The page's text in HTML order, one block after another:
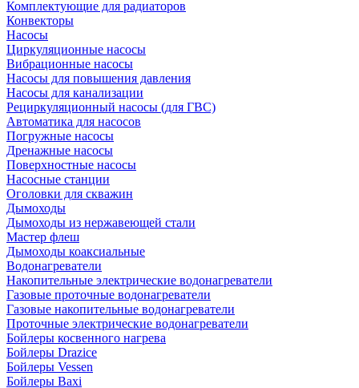
Комплектующие для радиаторов
Конвекторы
Насосы
Циркуляционные насосы
Вибрационные насосы
Насосы для повышения давления
Насосы для канализации
Рециркуляционный насосы (для ГВС)
Автоматика для насосов
Погружные насосы
Дренажные насосы
Поверхностные насосы
Насосные станции
Оголовки для скважин
Дымоходы
Дымоходы из нержавеющей стали
Мастер флеш
Дымоходы коаксиальные
Водонагреватели
Накопительные электрические водонагреватели
Газовые проточные водонагреватели
Газовые накопительные водонагреватели
Проточные электрические водонагреватели
Бойлеры косвенного нагрева
Бойлеры Drazice
Бойлеры Vessen
Бойлеры Baxi